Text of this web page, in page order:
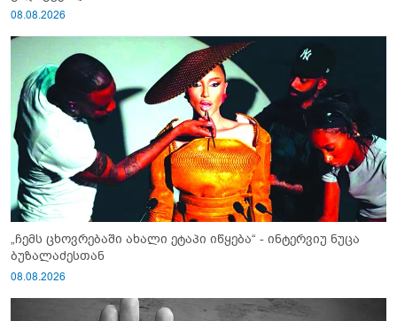
08.08.2026
„ჩემს ცხოვრებაში ახალი ეტაპი იწყება“ - ინტერვიუ ნუცა
ბუზალაძესთან
08.08.2026